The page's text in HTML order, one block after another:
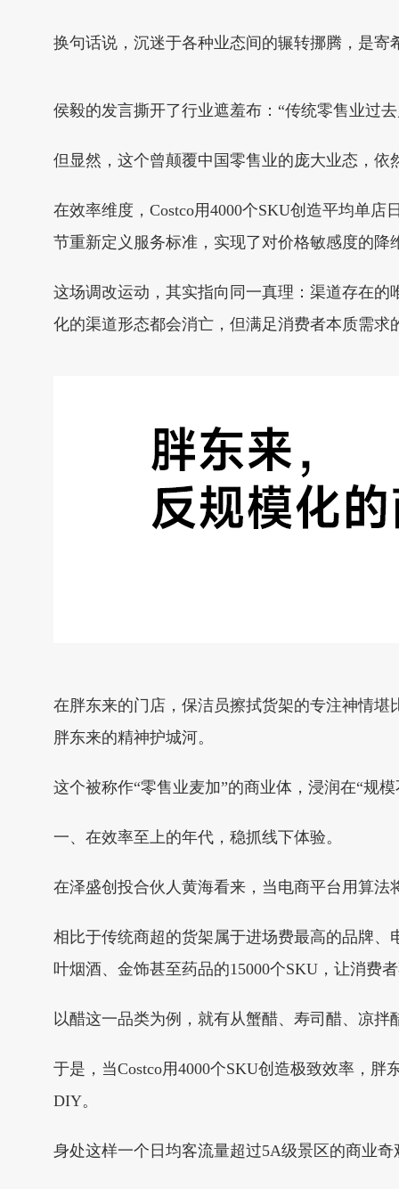
换句话说，沉迷于各种业态间的辗转挪腾，是
侯毅的发言撕开了行业遮羞布：“传统零售业过
但显然，这个曾颠覆中国零售业的庞大业态，
在效率维度，Costco用4000个SKU创造平均单
节重新定义服务标准，实现了对价格敏感度的降
这场调改运动，其实指向同一真理：渠道存在
化的渠道形态都会消亡，但满足消费者本质需求
在胖东来的门店，保洁员擦拭货架的专注神情
胖东来的精神护城河。
这个被称作“零售业麦加”的商业体，浸润在“规
一、在效率至上的年代，稳抓线下体验。
在泽盛创投合伙人黄海看来，当电商平台用算法
相比于传统商超的货架属于进场费最高的品牌
叶烟酒、金饰甚至药品的15000个SKU，让消费
以醋这一品类为例，就有从蟹醋、寿司醋、凉
于是，当Costco用4000个SKU创造极致效率，
DIY。
身处这样一个日均客流量超过5A级景区的商业